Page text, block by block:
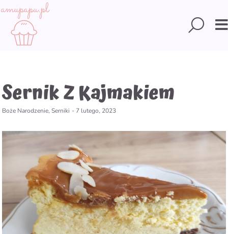
content
Sernik Z Kajmakiem
Boże Narodzenie, Serniki - 7 lutego, 2023